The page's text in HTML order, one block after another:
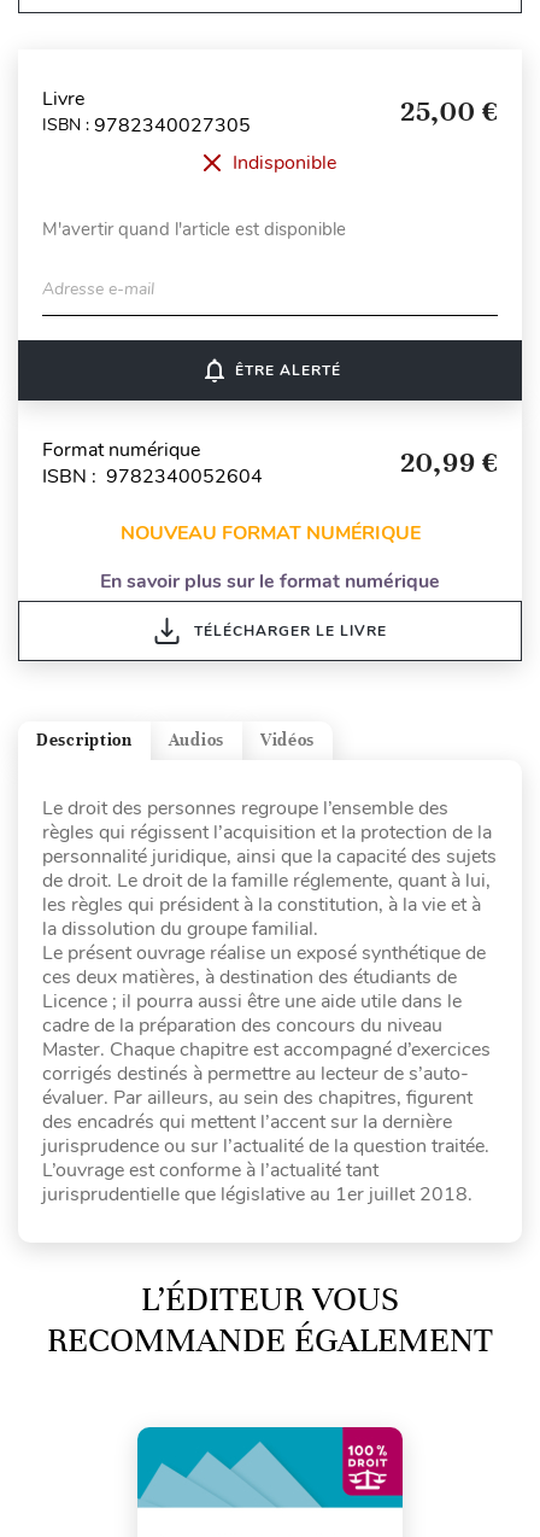
Livre
ISBN : 9782340027305 25,00 €
Indisponible
M'avertir quand l'article est disponible
Adresse e-mail
notifications_none ÊTRE ALERTÉ
Format numérique
ISBN : 9782340052604
20,99 €
NOUVEAU FORMAT NUMÉRIQUE
En savoir plus sur le format numérique
TÉLÉCHARGER LE LIVRE
Vidéos
Audios
Description
Le droit des personnes regroupe l’ensemble des
règles qui régissent l’acquisition et la protection de la
personnalité juridique, ainsi que la capacité des sujets
de droit. Le droit de la famille réglemente, quant à lui,
les règles qui président à la constitution, à la vie et à
la dissolution du groupe familial.
Le présent ouvrage réalise un exposé synthétique de
ces deux matières, à destination des étudiants de
Licence ; il pourra aussi être une aide utile dans le
cadre de la préparation des concours du niveau
Master. Chaque chapitre est accompagné d’exercices
corrigés destinés à permettre au lecteur de s’auto-
évaluer. Par ailleurs, au sein des chapitres, figurent
des encadrés qui mettent l’accent sur la dernière
jurisprudence ou sur l’actualité de la question traitée.
L’ouvrage est conforme à l’actualité tant
jurisprudentielle que législative au 1er juillet 2018.
L’ÉDITEUR VOUS
RECOMMANDE ÉGALEMENT